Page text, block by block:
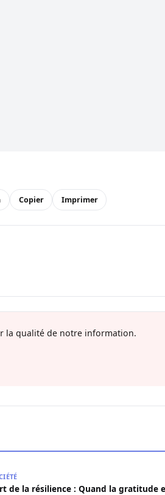
Copier Imprimer
la qualité de notre information.
de la résilience : Quand la gratitude